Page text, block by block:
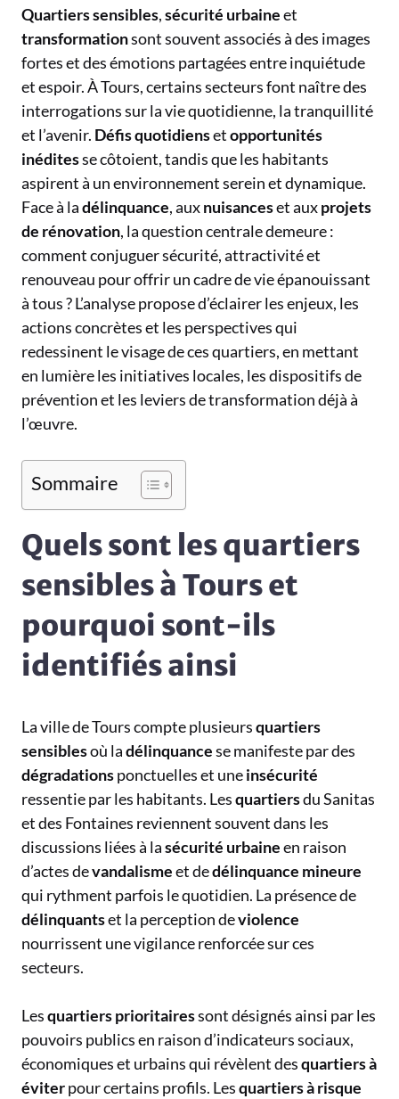
Quartiers sensibles,sécurité urbaineet
transformationsont souvent associés à des images
fortes et des émotions partagées entre inquiétude
et espoir. À Tours, certains secteurs font naître des
interrogations sur la vie quotidienne, la tranquillité
et l’avenir. Défis quotidiensetopportunités
inéditesse côtoient, tandis que les habitants
aspirent à un environnement serein et dynamique.
Face à ladélinquance, auxnuisanceset auxprojets
de rénovation, la question centrale demeure :
comment conjuguer sécurité, attractivité et
renouveau pour offrir un cadre de vie épanouissant
à tous ? L’analyse propose d’éclairer les enjeux, les
actions concrètes et les perspectives qui
redessinent le visage de ces quartiers, en mettant
en lumière les initiatives locales, les dispositifs de
prévention et les leviers de transformation déjà à
l’œuvre.
Sommaire
Quels sont les quartiers
sensibles à Tours et
pourquoi sont-ils
identifiés ainsi
La ville de Tours compte plusieursquartiers
sensiblesoù ladélinquancese manifeste par des
dégradationsponctuelles et uneinsécurité
ressentie par les habitants. Lesquartiersdu Sanitas
et des Fontaines reviennent souvent dans les
discussions liées à lasécurité urbaineen raison
d’actes devandalismeet dedélinquance mineure
qui rythment parfois le quotidien. La présence de
délinquantset la perception deviolence
nourrissent une vigilance renforcée sur ces
secteurs.
Lesquartiers prioritairessont désignés ainsi par les
pouvoirs publics en raison d’indicateurs sociaux,
économiques et urbains qui révèlent desquartiers à
éviterpour certains profils. Lesquartiers à risque